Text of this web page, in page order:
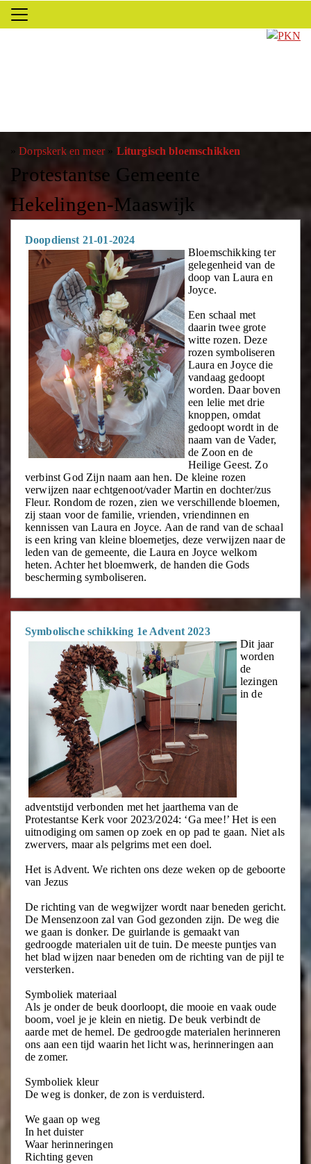
»Dorpskerk en meer» Liturgisch bloemschikken
Protestantse Gemeente
Hekelingen-Maaswijk
Doopdienst 21-01-2024
Bloemschikking ter
gelegenheid van de
doop van Laura en
Joyce.
Een schaal met
daarin twee grote
witte rozen. Deze
rozen symboliseren
Laura en Joyce die
vandaag gedoopt
worden. Daar boven
een lelie met drie
knoppen, omdat
gedoopt wordt in de
naam van de Vader,
de Zoon en de
Heilige Geest. Zo
verbinst God Zijn naam aan hen. De kleine rozen
verwijzen naar echtgenoot/vader Martin en dochter/zus
Fleur. Rondom de rozen, zien we verschillende bloemen,
zij staan voor de familie, vrienden, vriendinnen en
kennissen van Laura en Joyce. Aan de rand van de schaal
is een kring van kleine bloemetjes, deze verwijzen naar de
leden van de gemeente, die Laura en Joyce welkom
heten. Achter het bloemwerk, de handen die Gods
bescherming symboliseren.
Symbolische schikking 1e Advent 2023
Dit jaar
worden
de
lezingen
in de
adventstijd verbonden met het jaarthema van de
Protestantse Kerk voor 2023/2024: ‘Ga mee!’ Het is een
uitnodiging om samen op zoek en op pad te gaan. Niet als
zwervers, maar als pelgrims met een doel.
Het is Advent. We richten ons deze weken op de geboorte
van Jezus
De richting van de wegwijzer wordt naar beneden gericht.
De Mensenzoon zal van God gezonden zijn. De weg die
we gaan is donker. De guirlande is gemaakt van
gedroogde materialen uit de tuin. De meeste puntjes van
het blad wijzen naar beneden om de richting van de pijl te
versterken.
Symboliek materiaal
Als je onder de beuk doorloopt, die mooie en vaak oude
boom, voel je je klein en nietig. De beuk verbindt de
aarde met de hemel. De gedroogde materialen herinneren
ons aan een tijd waarin het licht was, herinneringen aan
de zomer.
Symboliek kleur
De weg is donker, de zon is verduisterd.
We gaan op weg
In het duister
Waar herinneringen
Richting geven